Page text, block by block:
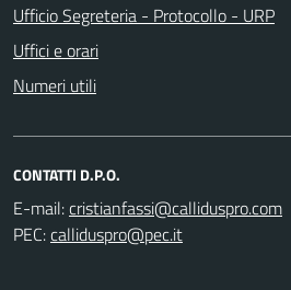
Ufficio Segreteria - Protocollo - URP
Uffici e orari
Numeri utili
CONTATTI D.P.O.
E-mail:
PEC: